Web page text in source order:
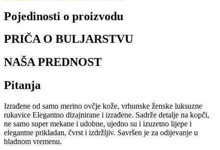
Pojedinosti o proizvodu
PRIČA O BULJARSTVU
NAŠA PREDNOST
Pitanja
Izrađene od samo merino ovčje kože, vrhunske ženske luksuzne
rukavice Elegantno dizajnirane i izrađene. Sadrže detalje na kopči,
ne samo super mekane i udobne, ujedno su i izuzetno lijepe i
elegantne prikladan, čvrst i izdržljiv. Savršen je za odijevanje u
hladnom vremenu.